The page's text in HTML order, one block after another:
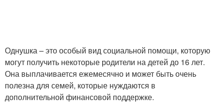
Однушка – это особый вид социальной помощи, которую
могут получить некоторые родители на детей до 16 лет.
Она выплачивается ежемесячно и может быть очень
полезна для семей, которые нуждаются в
дополнительной финансовой поддержке.